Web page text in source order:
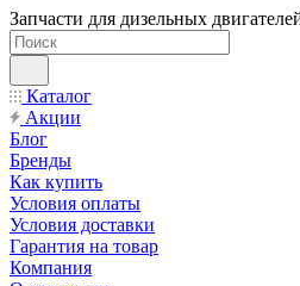
Запчасти для дизельных
Каталог
Акции
Блог
Бренды
Как купить
Условия оплаты
Условия доставки
Гарантия на товар
Компания